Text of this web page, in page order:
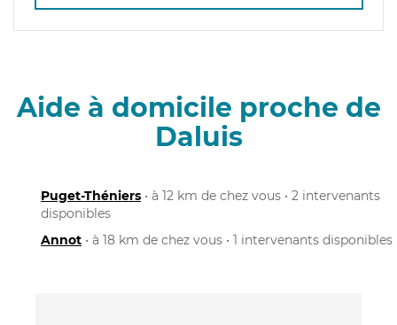
Aide à domicile proche de
Daluis
Puget-Théniers • à 12 km de chez vous • 2 intervenants
disponibles
Annot • à 18 km de chez vous • 1 intervenants disponibles